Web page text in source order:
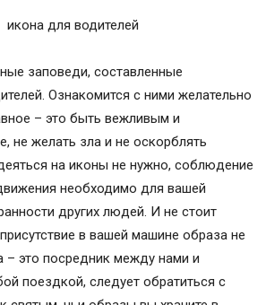
заповеди, составленные
Ознакомится с ними желательно
– это быть вежливым и
не желать зла и не оскорблять
на иконы не нужно, соблюдение
необходимо для вашей
других людей. И не стоит
в вашей машине образа не
– это посредник между нами и
поездкой, следует обратиться с